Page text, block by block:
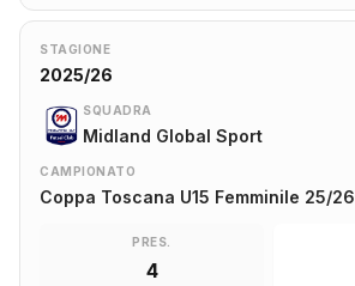
STAGIONE
2025/26
SQUADRA
Midland Global Sport
CAMPIONATO
Coppa Toscana U15 Femminile 25/26
PRES.
4